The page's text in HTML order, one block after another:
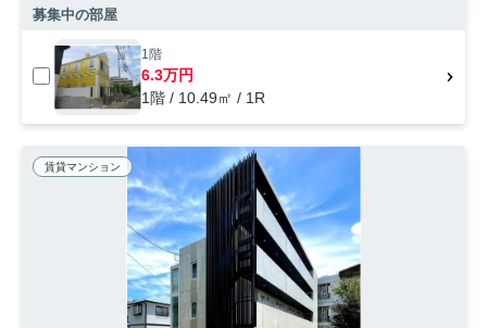
募集中の部屋
1階
6.3万円
1階 / 10.49㎡ / 1R
賃貸マンション